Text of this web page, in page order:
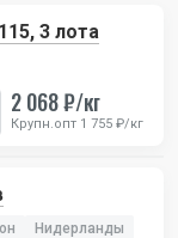
3 лота
2 068 ₽/кг
Крупн.опт 1 755 ₽/кг
Нидерланды